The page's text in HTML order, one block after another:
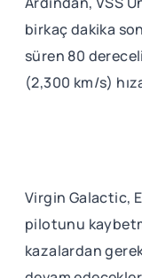
birkaç dakika
süren 80
(2,300 km/s)
Virgin Galactic,
pilotunu
kazalardan